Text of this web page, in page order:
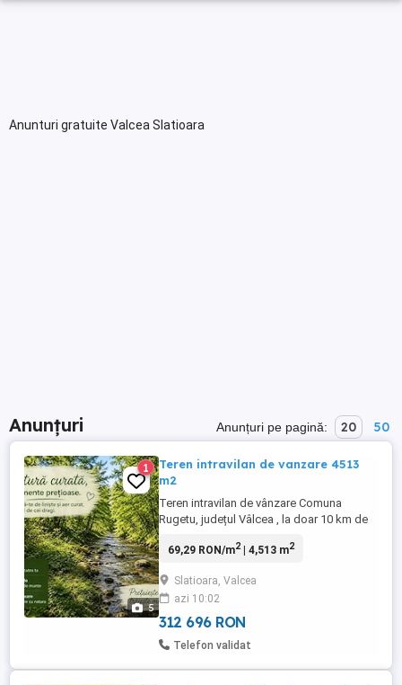
Anunturi gratuite Valcea Slatioara
Anunțuri Anunțuri pe pagină: 20 50
5
1
Teren intravilan de vanzare 4513
m2
Teren intravilan de vânzare Comuna
Rugetu, județul Vâlcea , la doar 10 km de
proprietate Se oferă spre vânzare un teren
mp, împărțit în două parcele cadastrale: *
1.849 mp nr. cadastral 38 mp nr. cadastral
38040 * ...
69,29 RON/m2| 4,513 m2
Slatioara, Valcea
azi 10:02
312 696 RON
Telefon validat